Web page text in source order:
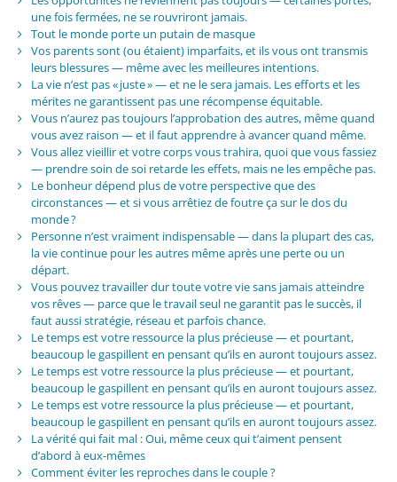
une fois fermées, ne se rouvriront jamais.
Tout le monde porte un putain de masque
Vos parents sont (ou étaient) imparfaits, et ils vous ont transmis
leurs blessures — même avec les meilleures intentions.
La vie n’est pas « juste » — et ne le sera jamais. Les efforts et les
mérites ne garantissent pas une récompense équitable.
Vous n’aurez pas toujours l’approbation des autres, même quand
vous avez raison — et il faut apprendre à avancer quand même.
Vous allez vieillir et votre corps vous trahira, quoi que vous fassiez
— prendre soin de soi retarde les effets, mais ne les empêche pas.
Le bonheur dépend plus de votre perspective que des
circonstances — et si vous arrêtiez de foutre ça sur le dos du
monde ?
Personne n’est vraiment indispensable — dans la plupart des cas,
la vie continue pour les autres même après une perte ou un
départ.
Vous pouvez travailler dur toute votre vie sans jamais atteindre
vos rêves — parce que le travail seul ne garantit pas le succès, il
faut aussi stratégie, réseau et parfois chance.
Le temps est votre ressource la plus précieuse — et pourtant,
beaucoup le gaspillent en pensant qu’ils en auront toujours assez.
Le temps est votre ressource la plus précieuse — et pourtant,
beaucoup le gaspillent en pensant qu’ils en auront toujours assez.
Le temps est votre ressource la plus précieuse — et pourtant,
beaucoup le gaspillent en pensant qu’ils en auront toujours assez.
La vérité qui fait mal : Oui, même ceux qui t’aiment pensent
d’abord à eux-mêmes
Comment éviter les reproches dans le couple ?